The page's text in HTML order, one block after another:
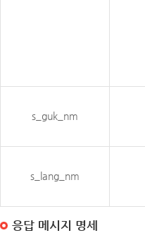
s_guk_nm
s_lang_nm
응답 메시지 명세